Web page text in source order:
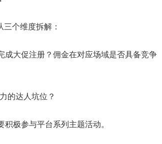
个维度拆解：
成大促注册？佣金在对应场域是否具备竞争
的达人坑位？
极参与平台系列主题活动。